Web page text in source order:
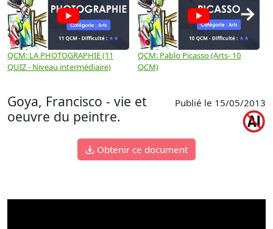
QCM: LA PHOTOGRAPHIE (11
QUIZ - Niveau intermédiaire)
QCM: Pablo Picasso (Arts- 10
QCM)
→
Goya, Francisco - vie et
oeuvre du peintre.
Publié le 15/05/2013
Obtenir ce document